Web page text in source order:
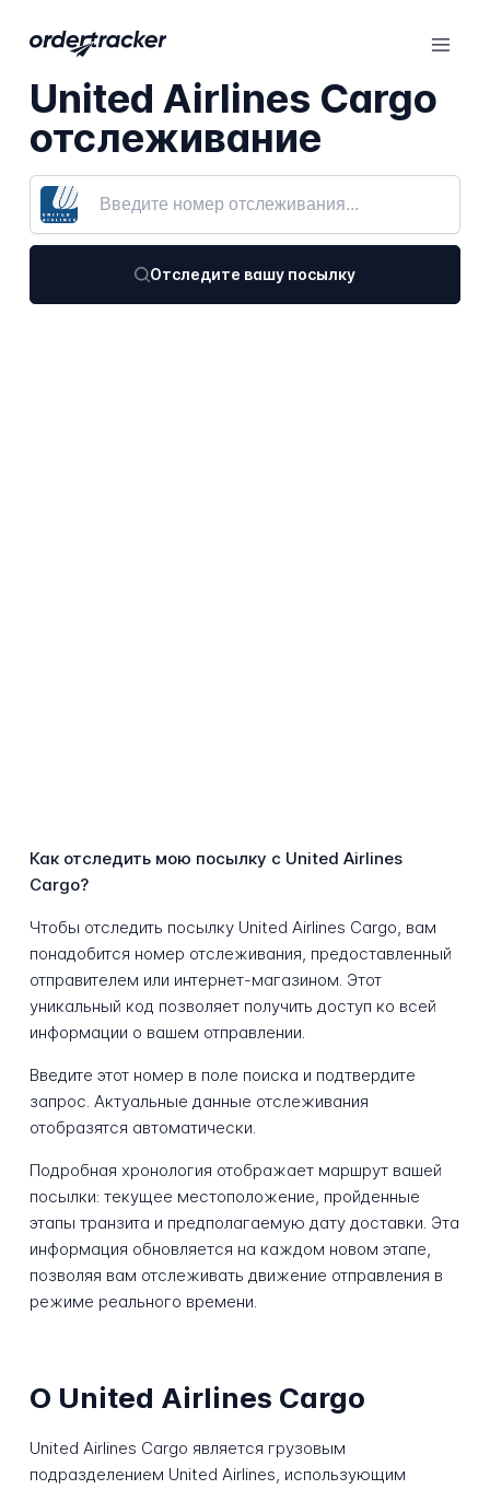
United Airlines Cargo
отслеживание
Отследите вашу посылку
Как отследить мою посылку с United Airlines
Cargo?
Чтобы отследить посылку United Airlines Cargo, вам
понадобится номер отслеживания, предоставленный
отправителем или интернет-магазином. Этот
уникальный код позволяет получить доступ ко всей
информации о вашем отправлении.
Введите этот номер в поле поиска и подтвердите
запрос. Актуальные данные отслеживания
отобразятся автоматически.
Подробная хронология отображает маршрут вашей
посылки: текущее местоположение, пройденные
этапы транзита и предполагаемую дату доставки. Эта
информация обновляется на каждом новом этапе,
позволяя вам отслеживать движение отправления в
режиме реального времени.
О United Airlines Cargo
United Airlines Cargo является грузовым
подразделением United Airlines, использующим